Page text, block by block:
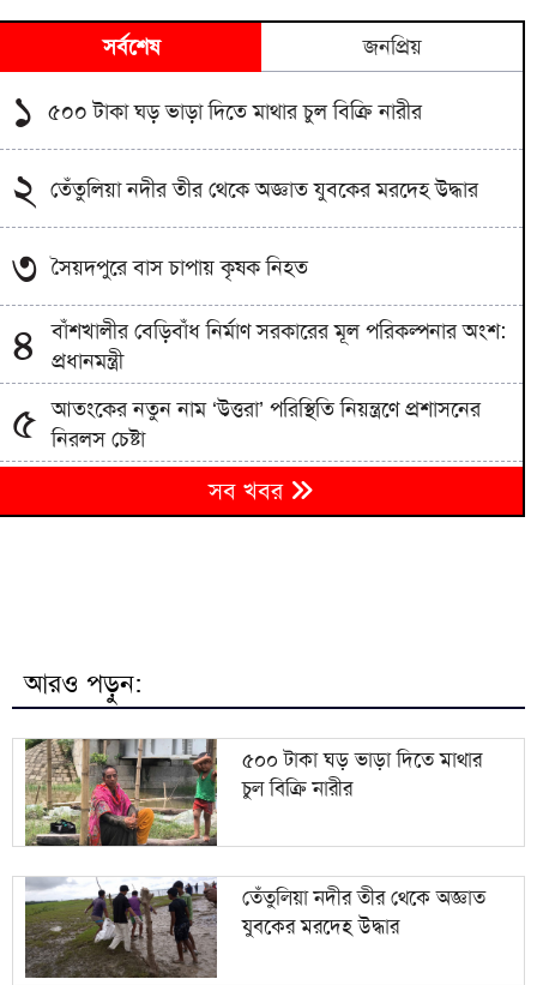
সর্বশেষ জনপ্রিয়
১ ৫০০ টাকা ঘড় ভাড়া দিতে মাথার চুল বিক্রি নারীর
২ তেঁতুলিয়া নদীর তীর থেকে অজ্ঞাত যুবকের মরদেহ উদ্ধার
৩ সৈয়দপুরে বাস চাপায় কৃষক নিহত
৪
বাঁশখালীর বেড়িবাঁধ নির্মাণ সরকারের মূল পরিকল্পনার অংশ:
প্রধানমন্ত্রী
৫ আতংকের নতুন নাম ‘উত্তরা’ পরিস্থিতি নিয়ন্ত্রণে প্রশাসনের
নিরলস চেষ্টা
নিহত ইয়াসিন আলীর পরিবারকে ৩ লাখ টাকা দেয়ার ঘোষণা
গাসিক প্রশাসকের
৯ সম্ভাবনার নতুন জানালা
১০ জুলাই স্মৃতি জাদুঘর যা আছে আর যা নেই
সব খবর
আরও পড়ুন:
৫০০ টাকা ঘড় ভাড়া দিতে মাথার
চুল বিক্রি নারীর
তেঁতুলিয়া নদীর তীর থেকে অজ্ঞাত
যুবকের মরদেহ উদ্ধার